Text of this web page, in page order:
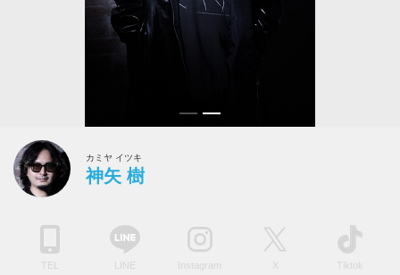
カミヤ イツキ
神矢 樹
TEL LINE Instagram X Tiktok